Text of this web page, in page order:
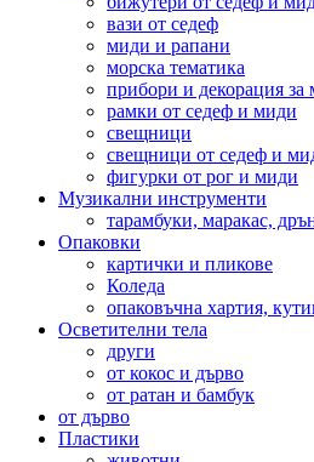
вази от седеф
миди и рапани
морска тематика
прибори и декорация за
рамки от седеф и миди
свещници
свещници от седеф и
фигурки от рог и миди
Музикални инструменти
тарамбуки, маракас,
Опаковки
картички и пликове
Коледа
опаковъчна хартия,
Осветителни тела
други
от кокос и дърво
от ратан и бамбук
от дърво
Пластики